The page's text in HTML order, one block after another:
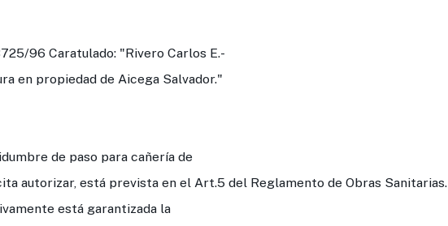
96 Caratulado: "Rivero Carlos E.-
en propiedad de Aicega Salvador."
de paso para cañería de
autorizar, está prevista en el Art.5 del Reglamento de Obras Sanitarias.
está garantizada la